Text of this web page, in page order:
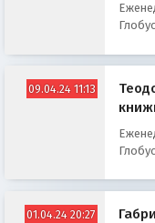
09.04.24 11:13
01.04.24 20:27